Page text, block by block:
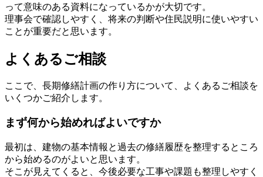
よくあるご相談
って意味のある資料になっているかが大切です。
理事会で確認しやすく、将来の判断や住民説明に使いやすい
ことが重要だと思います。
よくあるご相談
ここで、長期修繕計画の作り方について、よくあるご相談を
いくつかご紹介します。
まず何から始めればよいですか
最初は、建物の基本情報と過去の修繕履歴を整理するところ
から始めるのがよいと思います。
そこが見えてくると、今後必要な工事や課題も整理しやすく